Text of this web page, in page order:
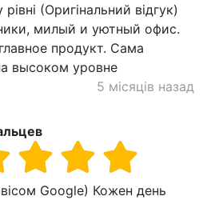
(Оригінальний відгук)
милый и уютный офис.
продукт. Сама
высоком уровне
5 місяців назад
Google) Кожен день